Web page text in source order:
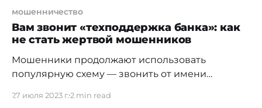
мошенничество
Вам звонит «техподдержка банка»: как
не стать жертвой мошенников
Мошенники продолжают использовать
популярную схему — звонить от имени
они убеждают человека скачать якобы
27 июля 2023 г.2 min read